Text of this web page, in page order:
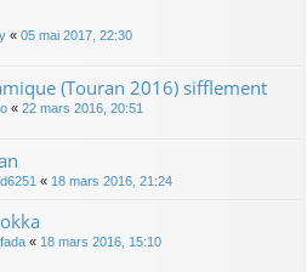
« 05 mai 2017, 22:30
(Touran 2016) sifflement
« 22 mars 2016, 20:51
« 18 mars 2016, 21:24
« 18 mars 2016, 15:10